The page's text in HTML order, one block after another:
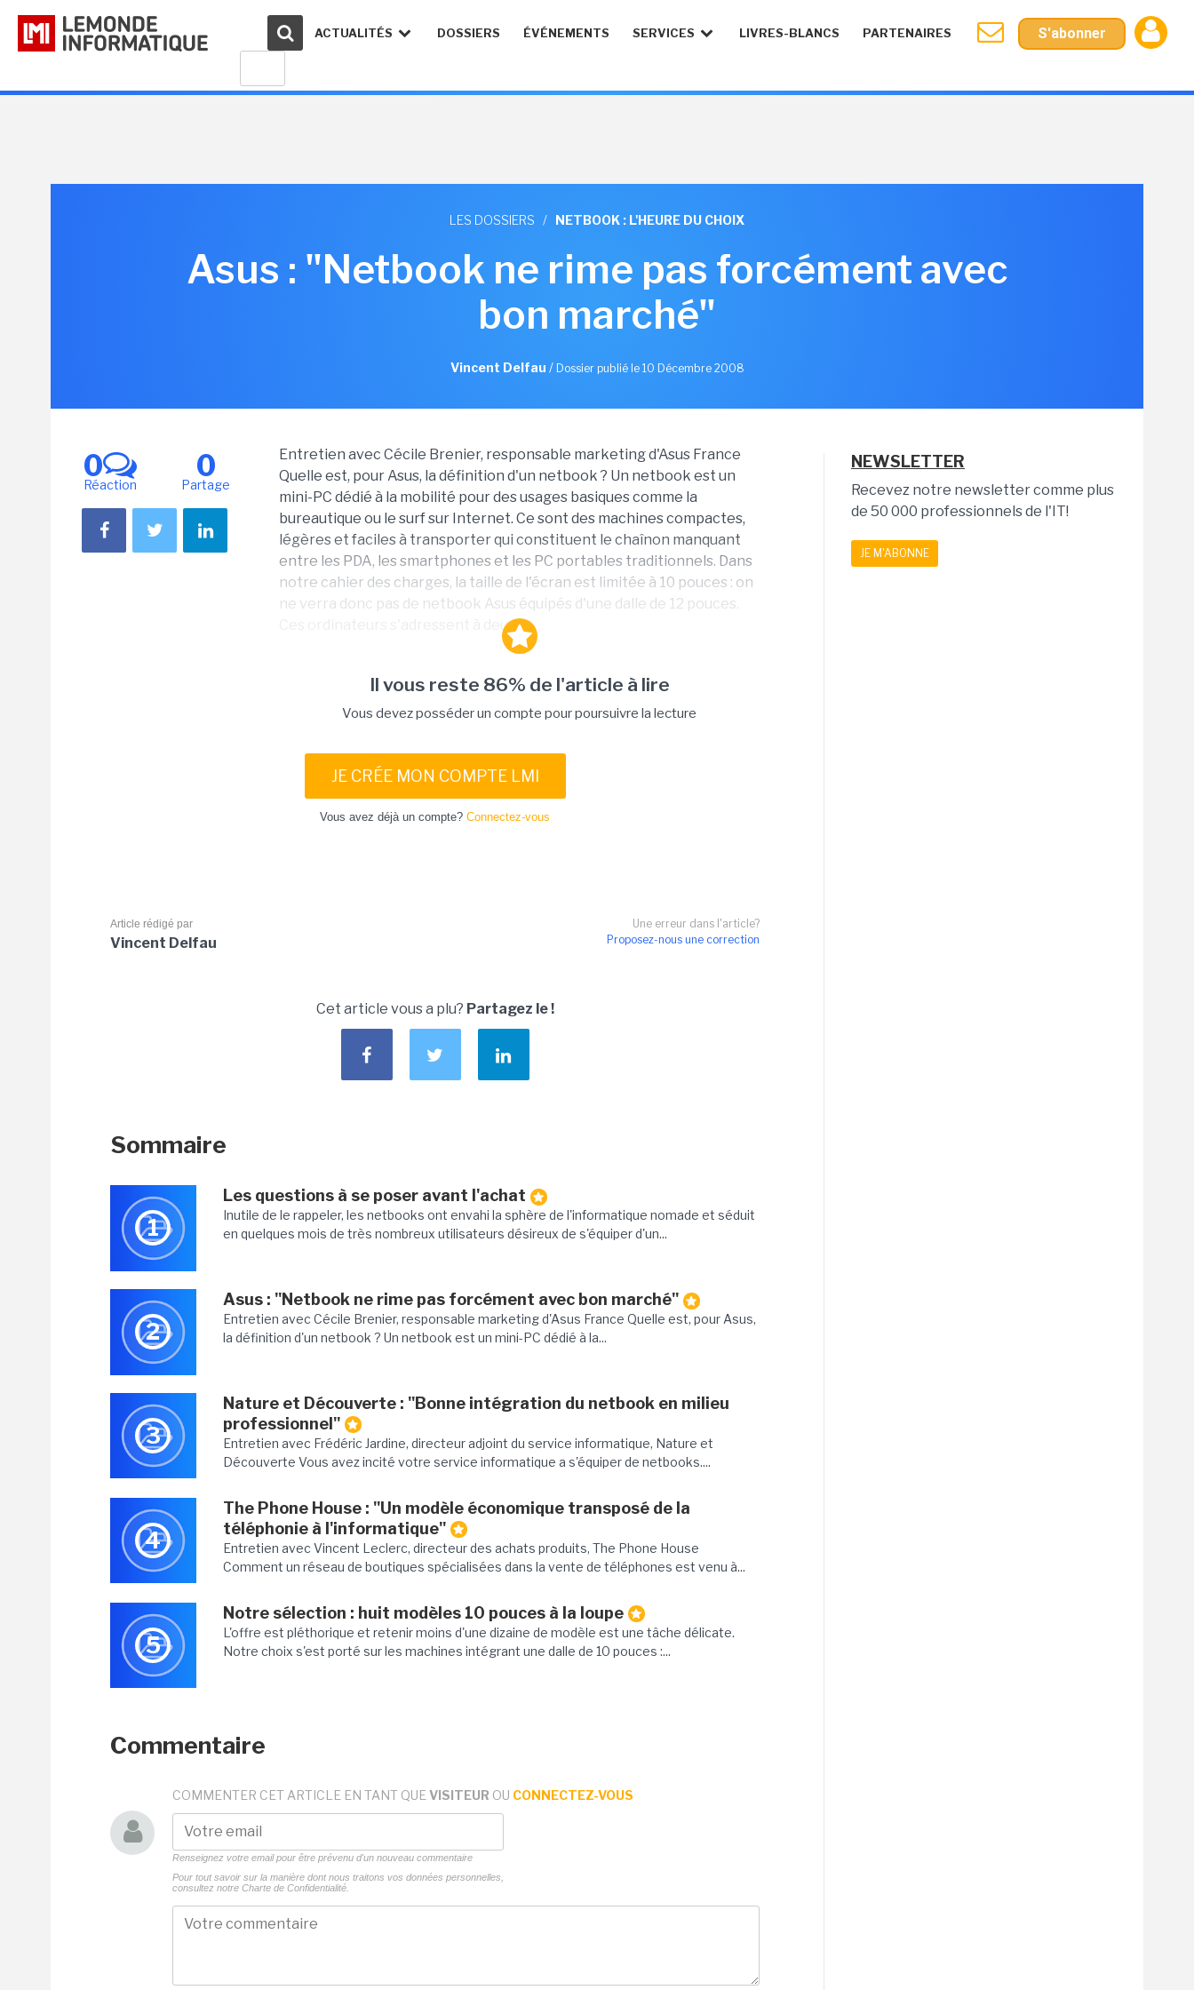
ACTUALITÉS DOSSIERS ÉVÉNEMENTS SERVICES LIVRES-BLANCS PARTENAIRES S'abonner
LES DOSSIERS / NETBOOK : L'HEURE DU CHOIX
Asus : "Netbook ne rime pas forcément avec
bon marché"
Vincent Delfau / Dossier publié le 10 Décembre 2008
0
Réaction
0
Partage
Entretien avec Cécile Brenier, responsable marketing d'Asus France
Quelle est, pour Asus, la définition d'un netbook ? Un netbook est un
mini-PC dédié à la mobilité pour des usages basiques comme la
bureautique ou le surf sur Internet. Ce sont des machines compactes,
légères et faciles à transporter qui constituent le chaînon manquant
entre les PDA, les smartphones et les PC portables traditionnels. Dans
notre cahier des charges, la taille de l'écran est limitée à 10 pouces : on
ne verra donc pas de netbook Asus équipés d'une dalle de 12 pouces.
Ces ordinateurs s'adressent à deux...
Il vous reste 86% de l'article à lire
Vous devez posséder un compte pour poursuivre la lecture
JE CRÉE MON COMPTE LMI
Vous avez déjà un compte? Connectez-vous
Une erreur dans l'article?
Proposez-nous une correction
Article rédigé par
Vincent Delfau
Cet article vous a plu? Partagez le !
Sommaire
1
Les questions à se poser avant l'achat
Inutile de le rappeler, les netbooks ont envahi la sphère de l'informatique nomade et séduit
en quelques mois de très nombreux utilisateurs désireux de s'équiper d'un...
2
Asus : "Netbook ne rime pas forcément avec bon marché"
Entretien avec Cécile Brenier, responsable marketing d'Asus France Quelle est, pour Asus,
la définition d'un netbook ? Un netbook est un mini-PC dédié à la...
3
Nature et Découverte : "Bonne intégration du netbook en milieu
professionnel"
Entretien avec Frédéric Jardine, directeur adjoint du service informatique, Nature et
Découverte Vous avez incité votre service informatique a s'équiper de netbooks....
4
The Phone House : "Un modèle économique transposé de la
téléphonie à l'informatique"
Entretien avec Vincent Leclerc, directeur des achats produits, The Phone House
Comment un réseau de boutiques spécialisées dans la vente de téléphones est venu à...
5
Notre sélection : huit modèles 10 pouces à la loupe
L'offre est pléthorique et retenir moins d'une dizaine de modèle est une tâche délicate.
Notre choix s'est porté sur les machines intégrant une dalle de 10 pouces :...
Commentaire
COMMENTER CET ARTICLE EN TANT QUEVISITEUR OU CONNECTEZ-VOUS
Renseignez votre email pour être prévenu d'un nouveau commentaire
Pour tout savoir sur la manière dont nous traitons vos données personnelles,
consultez notre Charte de Confidentialité.
NEWSLETTER
Recevez notre newsletter comme plus
de 50 000 professionnels de l'IT!
JE M'ABONNE